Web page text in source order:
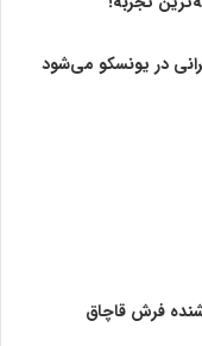
فرش قاچاق